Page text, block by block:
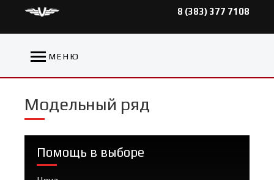
8 (383) 377 7108
МЕНЮ
Модельный ряд
Помощь в выборе